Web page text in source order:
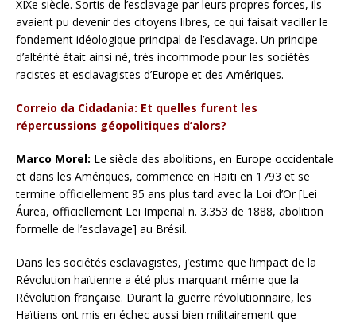
XIXe siècle. Sortis de l’esclavage par leurs propres forces, ils
avaient pu devenir des citoyens libres, ce qui faisait vaciller le
fondement idéologique principal de l’esclavage. Un principe
d’altérité était ainsi né, très incommode pour les sociétés
racistes et esclavagistes d’Europe et des Amériques.
Correio da Cidadania: Et quelles furent les
répercussions géopolitiques d’alors?
Marco Morel: Le siècle des abolitions, en Europe occidentale
et dans les Amériques, commence en Haïti en 1793 et se
termine officiellement 95 ans plus tard avec la Loi d’Or [Lei
Áurea, officiellement Lei Imperial n. 3.353 de 1888, abolition
formelle de l’esclavage] au Brésil.
Dans les sociétés esclavagistes, j’estime que l’impact de la
Révolution haïtienne a été plus marquant même que la
Révolution française. Durant la guerre révolutionnaire, les
Haïtiens ont mis en échec aussi bien militairement que